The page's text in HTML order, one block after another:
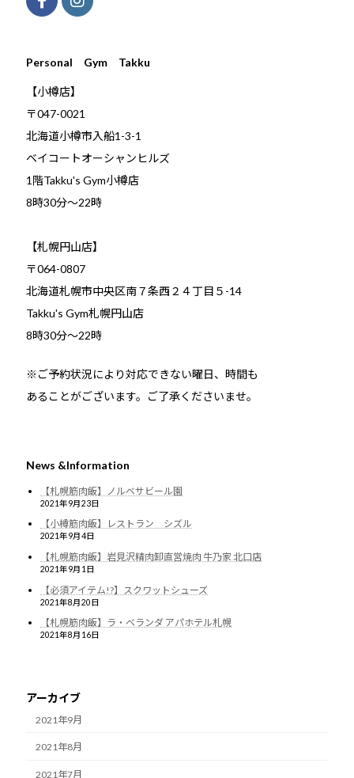
Personal Gym Takku
【小樽店】
〒047-0021
北海道小樽市入船1-3-1
ベイコートオーシャンヒルズ
1階Takku's Gym小樽店
​8時30分～22時
【札幌円山店】
〒064-0807
北海道札幌市中央区南７条西２４丁目５-14
Takku's Gym札幌円山店
8時30分～22時
※ご予約状況により対応できない曜日、時間も
あることがございます。ご了承くださいませ。
News &Information
【札幌筋肉飯】ノルベサビール園
2021年9月23日
【小樽筋肉飯】レストラン シズル
2021年9月4日
【札幌筋肉飯】岩見沢精肉卸直営焼肉 牛乃家 北口店
2021年9月1日
【必須アイテム!?】スクワットシューズ
2021年8月20日
【札幌筋肉飯】ラ・ベランダ アパホテル札幌
2021年8月16日
アーカイブ
2021年9月
2021年8月
2021年7月